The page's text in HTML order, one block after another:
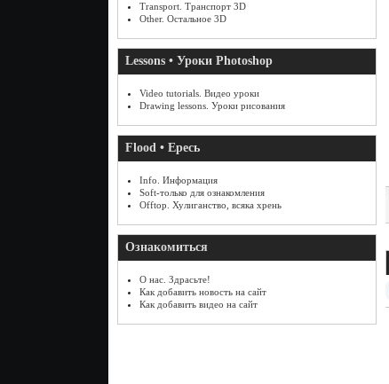
Transport. Транспорт 3D
Other. Остальное 3D
Lessons • Уроки Photoshop
Video tutorials. Видео уроки
Drawing lessons. Уроки рисования
Flood • Ересь
Info. Информация
Soft-только для ознакомления
Offtop. Хулиганство, всяка хрень
Ознакомиться
О нас. Здрасьте!
Как добавить новость на сайт
Как добавить видео на сайт